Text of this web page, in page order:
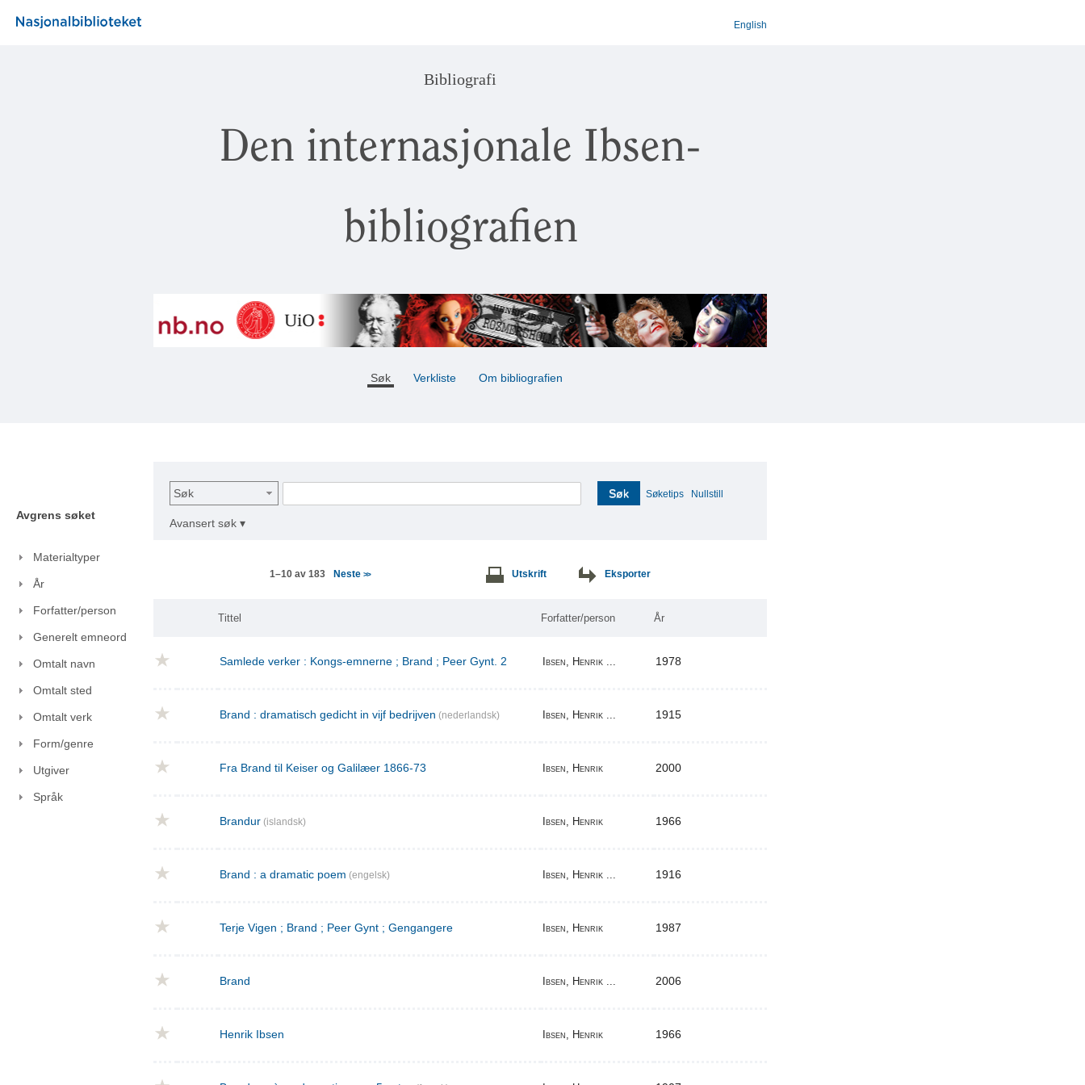
English
Bibliografi
Den internasjonale Ibsen-
bibliografien
Søk Verkliste Om bibliografien
Avgrens søket
Materialtyper
År
Forfatter/person
Generelt emneord
Omtalt navn
Omtalt sted
Omtalt verk
Form/genre
Utgiver
Språk
Søk Søk Søketips Nullstill
Avansert søk ▾
1–10 av 183 Neste >> Utskrift Eksporter
Tittel Forfatter/person År
Samlede verker : Kongs-emnerne ; Brand ; Peer Gynt. 2 Ibsen, Henrik ... 1978
Brand : dramatisch gedicht in vijf bedrijven (nederlandsk) Ibsen, Henrik ... 1915
Fra Brand til Keiser og Galilæer 1866-73 Ibsen, Henrik 2000
Brandur (islandsk) Ibsen, Henrik 1966
Brand : a dramatic poem (engelsk) Ibsen, Henrik ... 1916
Terje Vigen ; Brand ; Peer Gynt ; Gengangere Ibsen, Henrik 1987
Brand Ibsen, Henrik ... 2006
Henrik Ibsen Ibsen, Henrik 1966